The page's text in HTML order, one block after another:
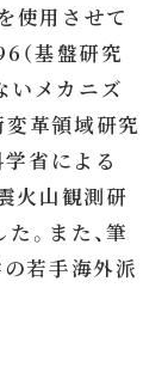
使用させて
（基盤研究
いメカニズ
変革領域研究
省による
火山観測研
。また、筆
若手海外派